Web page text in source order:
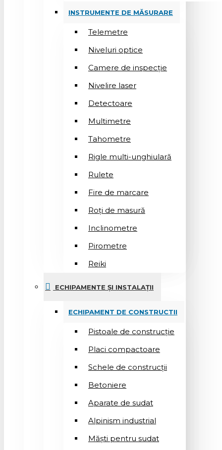
INSTRUMENTE DE MĂSURARE
Telemetre
Niveluri optice
Camere de inspecție
Nivelire laser
Detectoare
Multimetre
Tahometre
Rigle multi-unghiulară
Rulete
Fire de marcare
Roți de masură
Inclinometre
Pirometre
Reiki
ECHIPAMENTE ȘI INSTALAȚII
ECHIPAMENT DE CONSTRUCTII
Pistoale de construcție
Placi compactoare
Schele de construcții
Betoniere
Aparate de sudat
Alpinism industrial
Măști pentru sudat